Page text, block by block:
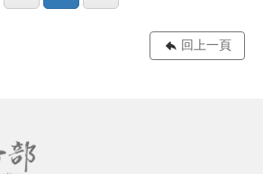
回上一頁